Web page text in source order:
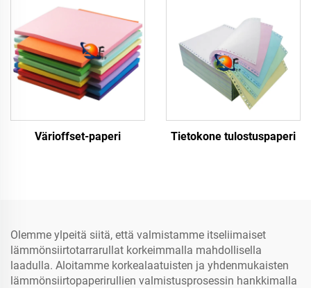
Värioffset-paperi Tietokone tulostuspaperi
Olemme ylpeitä siitä, että valmistamme itseliimaiset
lämmönsiirtotarrarullat korkeimmalla mahdollisella
laadulla. Aloitamme korkealaatuisten ja yhdenmukaisten
lämmönsiirtopaperirullien valmistusprosessin hankkimalla